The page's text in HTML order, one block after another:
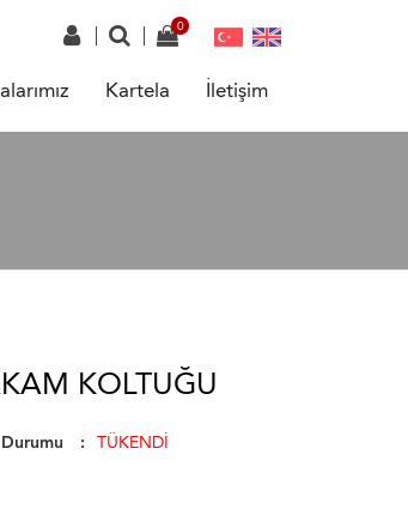
Kartela İletişim
KOLTUĞU
TÜKENDİ